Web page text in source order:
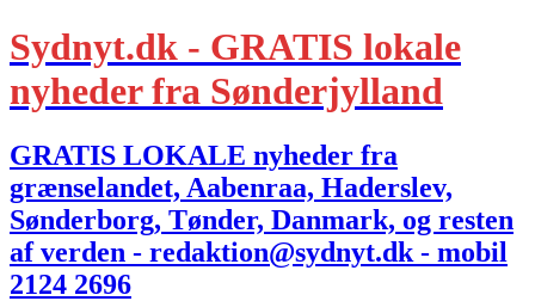
Sydnyt.dk - GRATIS lokale
nyheder fra Sønderjylland
GRATIS LOKALE nyheder fra
grænselandet, Aabenraa, Haderslev,
Sønderborg, Tønder, Danmark, og resten
af verden - redaktion@sydnyt.dk - mobil
2124 2696